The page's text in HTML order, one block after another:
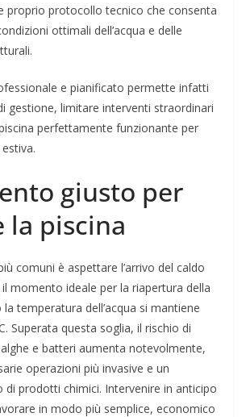
proprio protocollo tecnico che consenta
ottimali dell’acqua e delle
e pianificato permette infatti
gestione, limitare interventi straordinari
perfettamente funzionante per
giusto per
la piscina
comuni è aspettare l’arrivo del caldo
momento ideale per la riapertura della
temperatura dell’acqua si mantiene
Superata questa soglia, il rischio di
e batteri aumenta notevolmente,
operazioni più invasive e un
di prodotti chimici. Intervenire in anticipo
in modo più semplice, economico